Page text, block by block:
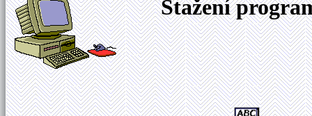
Stažení